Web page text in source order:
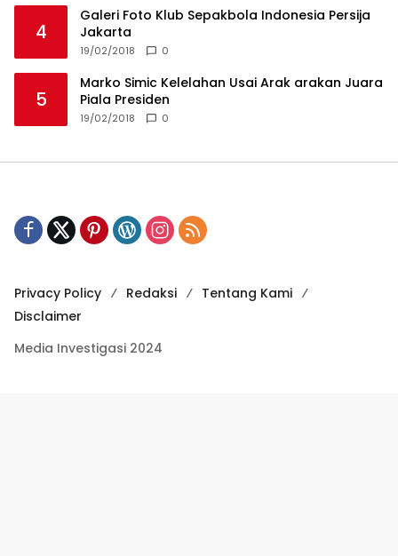
4
Galeri Foto Klub Sepakbola Indonesia Persija
Jakarta
19/02/2018 0
5
Marko Simic Kelelahan Usai Arak arakan Juara
Piala Presiden
19/02/2018 0
Privacy Policy Redaksi
Tentang Kami
Disclaimer
Media Investigasi 2024